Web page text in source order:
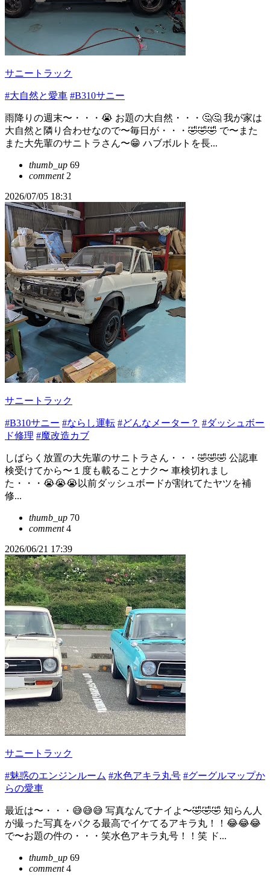
サニートラック
#大自然と愛車 #B310サニー
雨降りの週末〜・・・😭 お題の大自然・・・🤔🤔 我が家は
大自然と隣り合わせなので〜毎日が・・・🤣🤣🤣 で〜また
また大先輩のサニトラさん〜😁 ハブボルトを長...
thumb_up 69
comment2
2026/07/05 18:31
サニートラック
#B310サニー #ならし運転 #どんなメーター？ #ダッシュボー
ド修理 #魔改造カブ
しばらく放置の大先輩のサニトラさん・・・🤣🤣🤣 公認車
検受けてから〜１度も載ることナク〜 車検切れまし
た・・・😭😭😭以前ダッシュボードが割れてたヤツを補
修...
thumb_up 70
comment4
2026/06/21 17:39
サニートラック
#魅惑のエンジンルーム #水色アキラ丸号 #グーグルマップか
らの愛車
最近は〜・・・😅😅😅 写真なんてナイよ〜🤣🤣🤣 知らん人
が撮った写真をパクる最高でイケてるアキラ丸！！😂😂😂
で〜お題の件の・・・笑水色アキラ丸号！！笑 ド...
thumb_up 69
comment4